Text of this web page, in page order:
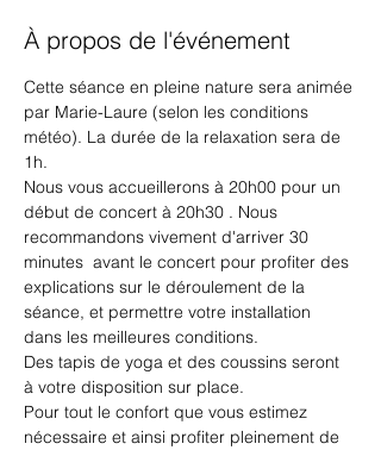
À propos de l'événement
Cette séance en pleine nature sera animée
par Marie-Laure (selon les conditions
météo). La durée de la relaxation sera de
1h.
Nous vous accueillerons à 20h00 pour un
début de concert à 20h30 . Nous
recommandons vivement d'arriver 30
minutes  avant le concert pour profiter des
explications sur le déroulement de la
séance, et permettre votre installation
dans les meilleures conditions.
Des tapis de yoga et des coussins seront
à votre disposition sur place.
Pour tout le confort que vous estimez
nécessaire et ainsi profiter pleinement de